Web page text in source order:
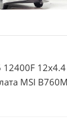
12x4.4
MSI
4070 12Гб,